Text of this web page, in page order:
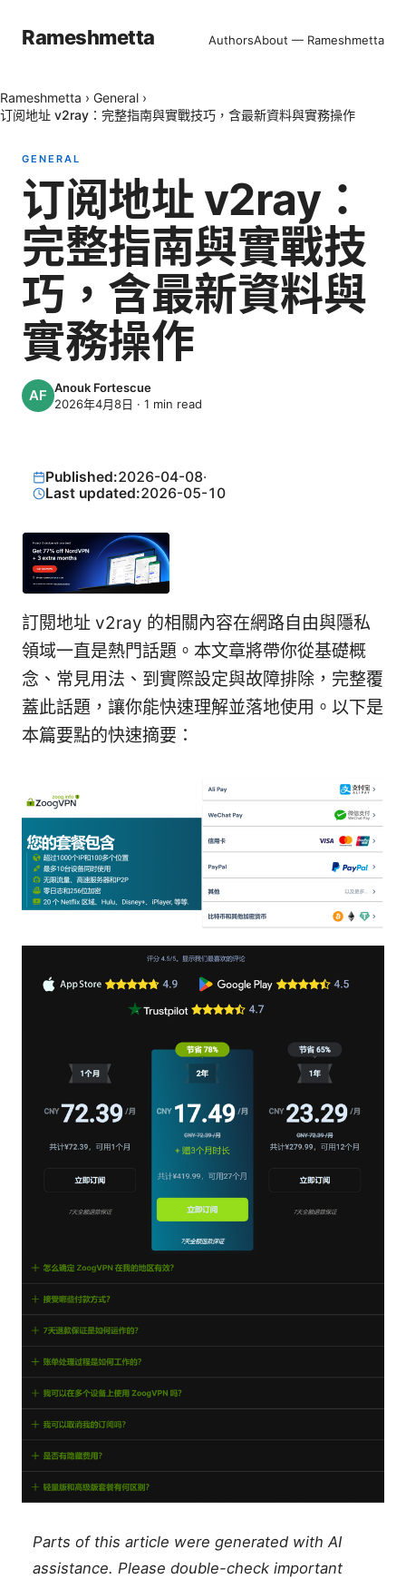
Rameshmetta AuthorsAbout — Rameshmetta
Rameshmetta › General ›
订阅地址 v2ray：完整指南與實戰技巧，含最新資料與實務操作
GENERAL
订阅地址 v2ray：
完整指南與實戰技
巧，含最新資料與
實務操作
Anouk Fortescue
2026年4月8日 · 1 min read
Published:2026-04-08·
Last updated:2026-05-10
訂閱地址 v2ray 的相關內容在網路自由與隱私
領域一直是熱門話題。本文章將帶你從基礎概
念、常見用法、到實際設定與故障排除，完整覆
蓋此話題，讓你能快速理解並落地使用。以下是
本篇要點的快速摘要：
Parts of this article were generated with AI
assistance. Please double-check important